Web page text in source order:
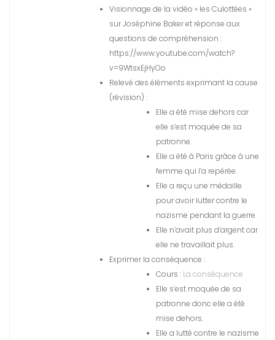
Visionnage de la vidéo « les Culottées »
sur Joséphine Baker et réponse aux
questions de compréhension :
https://www.youtube.com/watch?
v=9WtsxEjHyOo
Relevé des éléments exprimant la cause
(révision) :
Elle a été mise dehors car
elle s’est moquée de sa
patronne.
Elle a été à Paris grâce à une
femme qui l’a repérée.
Elle a reçu une médaille
pour avoir lutter contre le
nazisme pendant la guerre.
Elle n’avait plus d’argent car
elle ne travaillait plus.
Exprimer la conséquence :
Cours : La conséquence
Elle s’est moquée de sa
patronne donc elle a été
mise dehors.
Elle a lutté contre le nazisme